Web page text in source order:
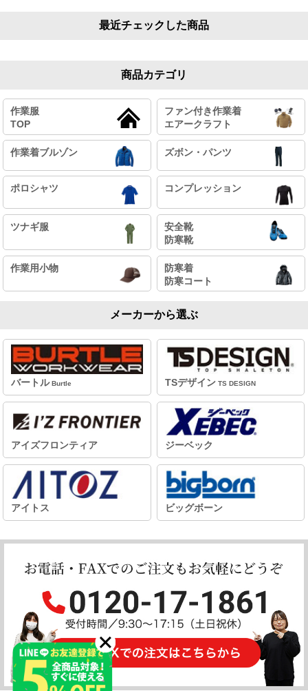
最近チェックした商品
商品カテゴリ
作業服
TOP
ファン付き作業着
エアークラフト
作業着ブルゾン ズボン・パンツ
ポロシャツ コンプレッション
ツナギ服
安全靴
防寒靴
作業用小物
防寒着
防寒コート
メーカーから選ぶ
バートル Burtle TSデザイン TS DESIGN
アイズフロンティア ジーベック
アイトス ビッグボーン